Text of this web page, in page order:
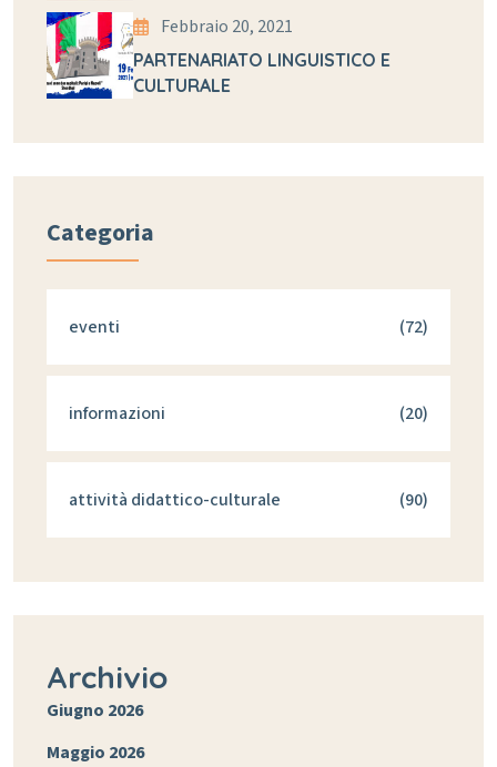
Febbraio 20, 2021
PARTENARIATO LINGUISTICO E
CULTURALE
Categoria
eventi (72)
informazioni (20)
attività didattico-culturale (90)
Archivio
Giugno 2026
Maggio 2026